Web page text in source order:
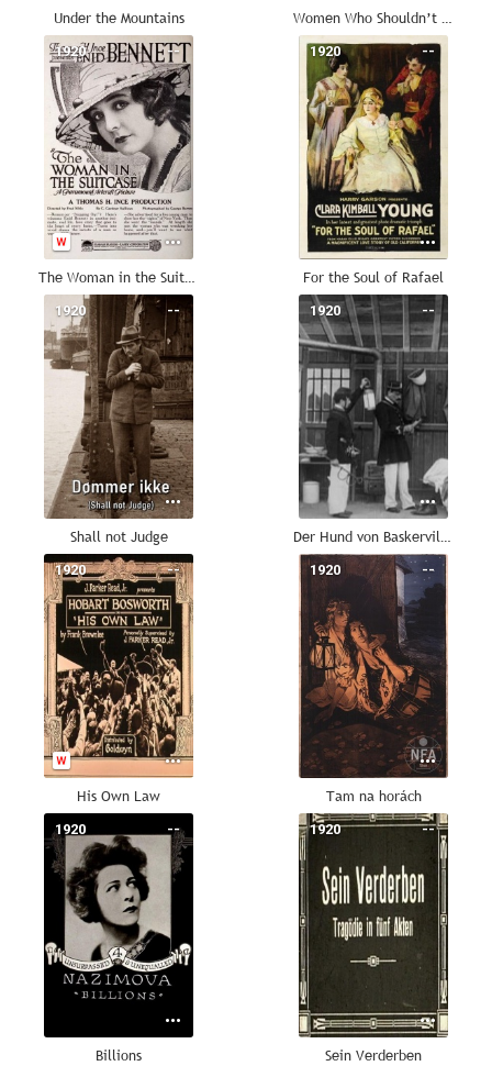
Under the Mountains Women Who Shouldn’t Get Married
--
1920
The Woman in the Suitcase
--
1920
For the Soul of Rafael
--
1920
Shall not Judge
--
1920
Der Hund von Baskerville: Dr. Macdonalds Sanatorium
--
1920
His Own Law
--
1920
Tam na horách
--
1920
Billions
--
1920
Sein Verderben